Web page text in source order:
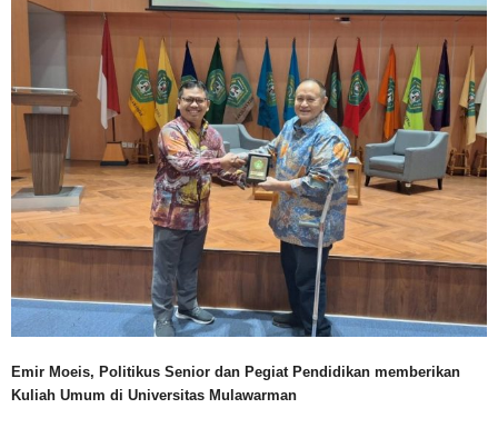
Emir Moeis, Politikus Senior dan Pegiat Pendidikan memberikan
Kuliah Umum di Universitas Mulawarman